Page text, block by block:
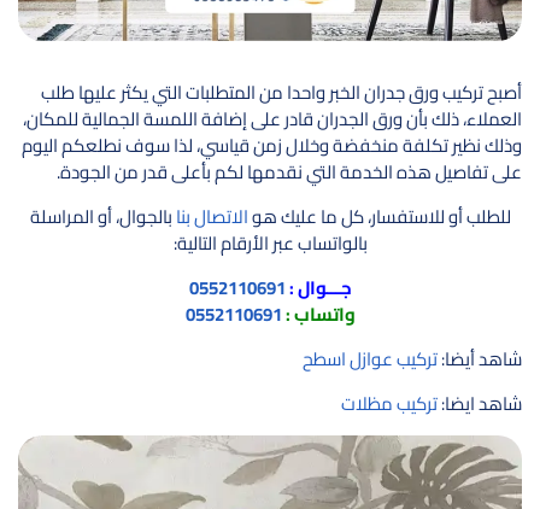
أصبح تركيب ورق جدران الخبر واحدا من المتطلبات التي يكثر عليها طلب
العملاء، ذلك بأن ورق الجدران قادر على إضافة اللمسة الجمالية للمكان،
وذلك نظير تكلفة منخفضة وخلال زمن قياسي، لذا سوف نطلعكم اليوم
على تفاصيل هذه الخدمة التي نقدمها لكم بأعلى قدر من الجودة.
للطلب أو للاستفسار، كل ما عليك هوالاتصال بنابالجوال، أو المراسلة
بالواتساب عبر الأرقام التالية:
جـــوال :0552110691
واتساب :
شاهد أيضا:تركيب عوازل اسطح
شاهد ايضا:تركيب مظلات